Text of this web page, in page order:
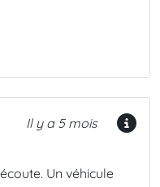
Il y a 5 mois
Un véhicule